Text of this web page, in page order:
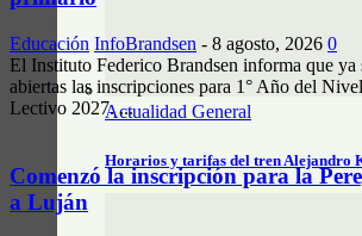
Actualidad General
Horarios y tarifas del tren Alejandro
Educación InfoBrandsen - 8 agosto, 2026 0
El Instituto Federico Brandsen informa que ya
abiertas las inscripciones para 1° Año del
Lectivo 2027. ...
Comenzó la inscripción para la
a Luján